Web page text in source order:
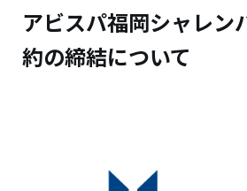
アビスパ福岡シャレン
約の締結について